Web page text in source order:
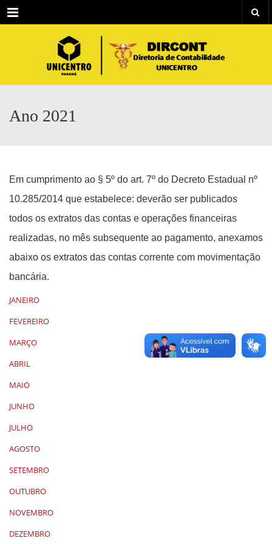
Menu
Ano 2021
Em cumprimento ao § 5º do art. 7º do Decreto Estadual nº
10.285/2014 que estabelece: deverão ser publicados
todos os extratos das contas e operações financeiras
realizadas, no mês subsequente ao pagamento, anexamos
abaixo os extratos das contas corrente com movimentação
bancária.
JANEIRO
FEVEREIRO
MARÇO
ABRIL
MAIO
JUNHO
JULHO
AGOSTO
SETEMBRO
OUTUBRO
NOVEMBRO
DEZEMBRO